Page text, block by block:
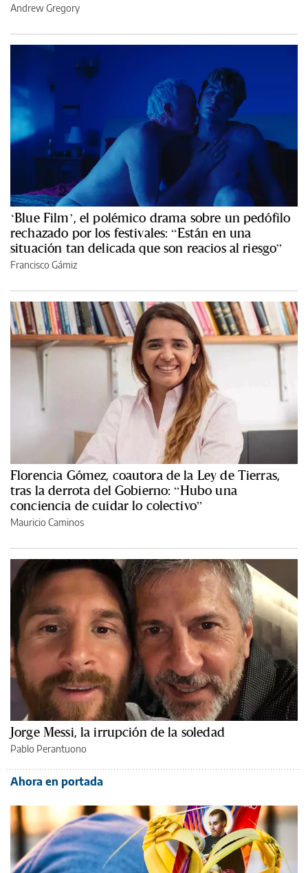
Andrew Gregory
‘Blue Film’, el polémico drama sobre un pedófilo
rechazado por los festivales: “Están en una
situación tan delicada que son reacios al riesgo”
Francisco Gámiz
Florencia Gómez, coautora de la Ley de Tierras,
tras la derrota del Gobierno: “Hubo una
conciencia de cuidar lo colectivo”
Mauricio Caminos
Jorge Messi, la irrupción de la soledad
Pablo Perantuono
Ahora en portada